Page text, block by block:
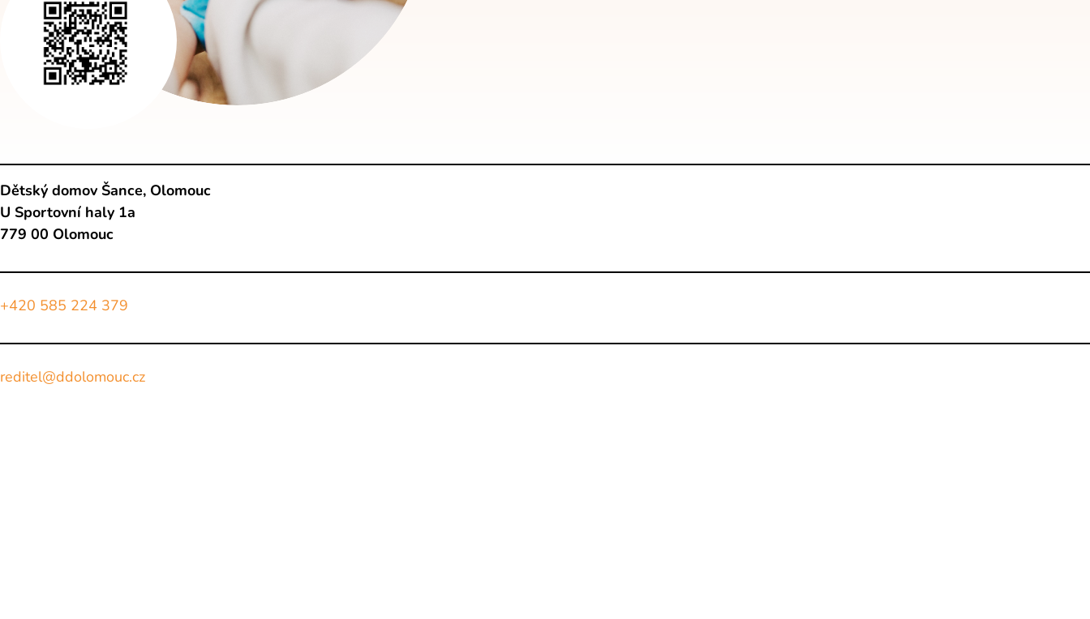
Dětský domov Šance, Olomouc
U Sportovní haly 1a
779 00 Olomouc
+420 585 224 379
reditel@ddolomouc.cz